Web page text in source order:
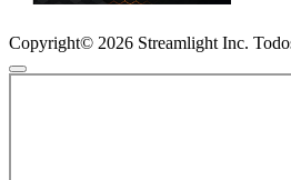
Copyright© 2026 Streamlight Inc.